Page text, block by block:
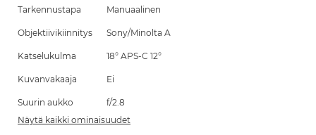
Tarkennustapa Manuaalinen
Objektiivikiinnitys Sony/Minolta A
Katselukulma 18° APS-C 12°
Kuvanvakaaja Ei
Suurin aukko
f/2.8
Näytä kaikki ominaisuudet